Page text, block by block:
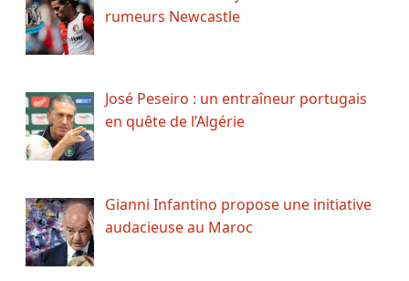
rumeurs Newcastle
José Peseiro : un entraîneur portugais
en quête de l’Algérie
Gianni Infantino propose une initiative
audacieuse au Maroc